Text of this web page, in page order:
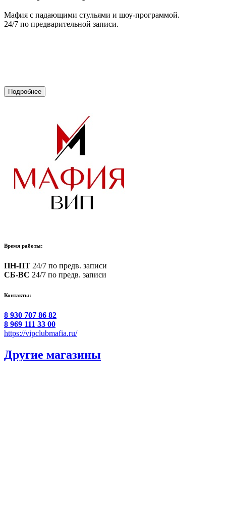
Мафия с падающими стульями и шоу-программой.
24/7 по предварительной записи.
Подробнее
Время работы:
ПН-ПТ 24/7 по предв. записи
СБ-ВС 24/7 по предв. записи
Контакты:
8 930 707 86 82
8 969 111 33 00
https://vipclubmafia.ru/
Другие магазины